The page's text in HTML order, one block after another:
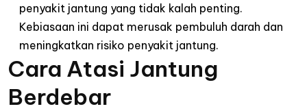
penyakit jantung yang tidak kalah penting.
Kebiasaan ini dapat merusak pembuluh darah dan
meningkatkan risiko penyakit jantung.
Cara Atasi Jantung
Berdebar